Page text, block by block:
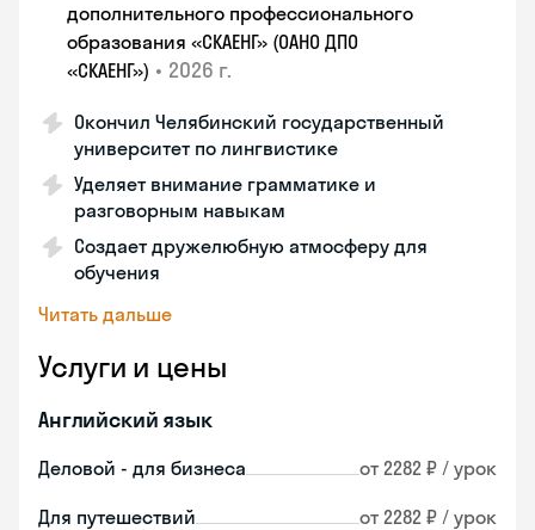
дополнительного профессионального
образования «СКАЕНГ» (ОАНО ДПО
«СКАЕНГ») • 2026 г.
Окончил Челябинский государственный
университет по лингвистике
Уделяет внимание грамматике и
разговорным навыкам
Создает дружелюбную атмосферу для
обучения
Читать дальше
Услуги и цены
Английский язык
Деловой - для бизнеса от 2282 ₽ / урок
Для путешествий от 2282 ₽ / урок